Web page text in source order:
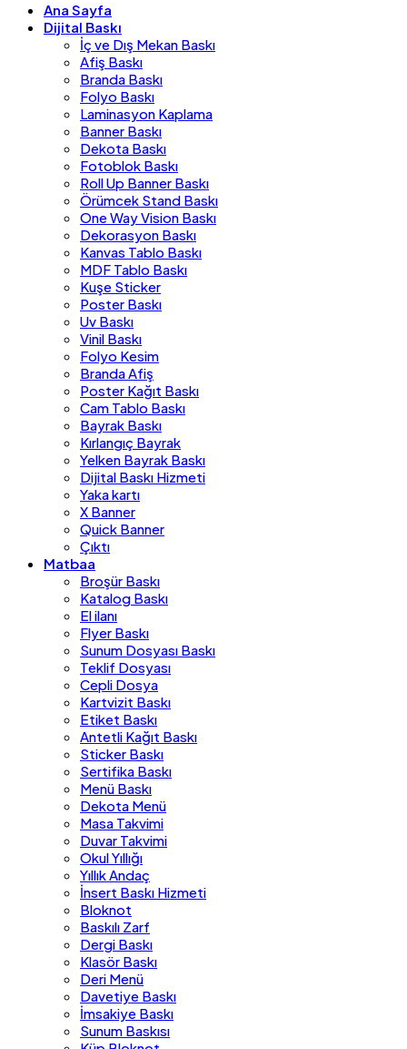
Ana Sayfa
Dijital Baskı
İç ve Dış Mekan Baskı
Afiş Baskı
Branda Baskı
Folyo Baskı
Laminasyon Kaplama
Banner Baskı
Dekota Baskı
Fotoblok Baskı
Roll Up Banner Baskı
Örümcek Stand Baskı
One Way Vision Baskı
Dekorasyon Baskı
Kanvas Tablo Baskı
MDF Tablo Baskı
Kuşe Sticker
Poster Baskı
Uv Baskı
Vinil Baskı
Folyo Kesim
Branda Afiş
Poster Kağıt Baskı
Cam Tablo Baskı
Bayrak Baskı
Kırlangıç Bayrak
Yelken Bayrak Baskı
Dijital Baskı Hizmeti
Yaka kartı
X Banner
Quick Banner
Çıktı
Matbaa
Broşür Baskı
Katalog Baskı
El ilanı
Flyer Baskı
Sunum Dosyası Baskı
Teklif Dosyası
Cepli Dosya
Kartvizit Baskı
Etiket Baskı
Antetli Kağıt Baskı
Sticker Baskı
Sertifika Baskı
Menü Baskı
Dekota Menü
Masa Takvimi
Duvar Takvimi
Okul Yıllığı
Yıllık Andaç
İnsert Baskı Hizmeti
Bloknot
Baskılı Zarf
Dergi Baskı
Klasör Baskı
Deri Menü
Davetiye Baskı
İmsakiye Baskı
Sunum Baskısı